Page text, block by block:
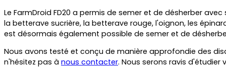
Le FarmDroid FD20 a permis de semer et de désherber
la betterave sucrière, la betterave rouge, l'oignon, les
est désormais également possible de semer et de
Nous avons testé et conçu de manière approfondie des
n'hésitez pas à nous contacter. Nous serons ravis